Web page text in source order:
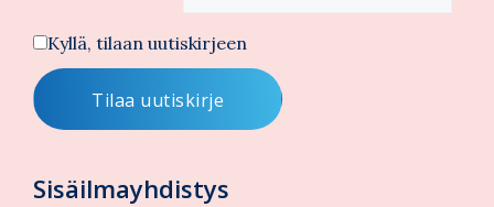
Kyllä, tilaan uutiskirjeen
Sisäilmayhdistys